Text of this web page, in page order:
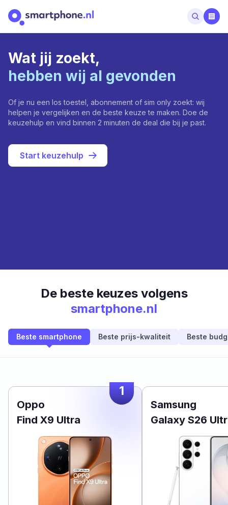
Wat jij zoekt,
hebben wij al gevonden
Of je nu een los toestel, abonnement of sim only zoekt: wij
helpen je vergelijken en de beste keuze te maken. Doe de
keuzehulp en vind binnen 2 minuten de deal die bij je past.
Start keuzehulp
De beste keuzes volgens
smartphone.nl
Beste smartphone Beste prijs-kwaliteit Beste
1
Oppo
Find X9 Ultra
Samsung
Galaxy S26